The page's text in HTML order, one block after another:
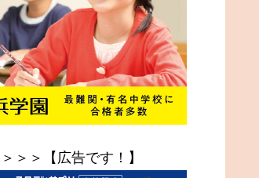
＞＞＞【広告です！】